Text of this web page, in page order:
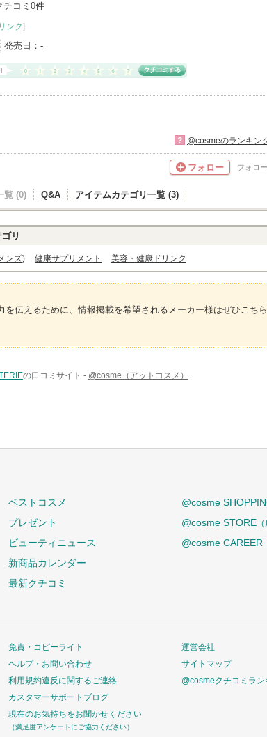
チコミ0件
ンク]
発売日： -
? @cosmeのランキン
フォロー フォロ
覧 (0) Q&A アイテムカテゴリ一覧 (3)
リ
ンズ) 健康サプリメント 美容・健康ドリンク
を伝えるために、情報掲載を希望されるメーカー様はぜひこち
の口コミサイト - @cosme（アットコスメ）
ベストコスメ
プレゼント
ビューティニュース
新商品カレンダー
最新クチコミ
@cosme
@cosme STORE
@cosme CAREER
免責・コピーライト
ヘルプ・お問い合わせ
利用規約違反に関するご連絡
カスタマーサポートブログ
現在のお気持ちをお聞かせください
（満足度アンケートにご協力ください）
運営会社
サイトマップ
@cosmeクチコミラ